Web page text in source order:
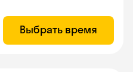
Выбрать время